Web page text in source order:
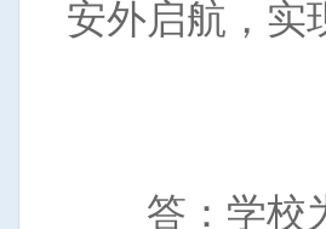
安外启航，实
答：学校为